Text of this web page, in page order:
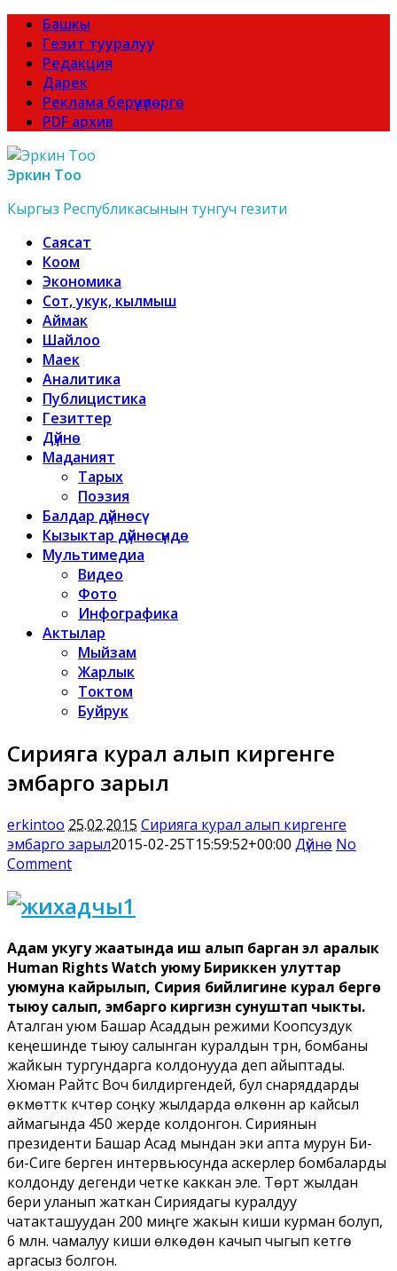
Башкы
Гезит тууралуу
Редакция
Дарек
Реклама берүүчүлөргө
PDF архив
Эркин Тоо
Кыргыз Республикасынын тунгуч гезити
Саясат
Коом
Экономика
Сот, укук, кылмыш
Аймак
Шайлоо
Маек
Аналитика
Публицистика
Гезиттер
Дүйнө
Маданият
Тарых
Поэзия
Балдар дүйнөсү
Кызыктар дүйнөсүндө
Мультимедиа
Видео
Фото
Инфографика
Актылар
Мыйзам
Жарлык
Токтом
Буйрук
Сирияга курал алып киргенге
эмбарго зарыл
erkintoo 25.02.2015 Сирияга курал алып киргенге
эмбарго зарыл2015-02-25T15:59:52+00:00 Дүйнө No
Comment
Адам укугу жаатында иш алып барган эл аралык
Human Rights Watch уюму Бириккен улуттар
уюмуна кайрылып, Сирия бийлигине курал берүгө
тыюу салып, эмбарго киргизүүнү сунуштап чыкты.
Аталган уюм Башар Асаддын режими Коопсуздук
кеңешинде тыюу салынган куралдын түрүн, бомбаны
жайкын тургундарга колдонууда деп айыптады.
Хюман Райтс Воч билдиргендей, бул снаряддарды
өкмөттүк күчтөр соңку жылдарда өлкөнүн ар кайсыл
аймагында 450 жерде колдонгон. Сириянын
президенти Башар Асад мындан эки апта мурун Би-
би-Сиге берген интервьюсунда аскерлер бомбаларды
колдонду дегенди четке каккан эле. Төрт жылдан
бери уланып жаткан Сириядагы куралдуу
чатакташуудан 200 миңге жакын киши курман болуп,
6 млн. чамалуу киши өлкөдөн качып чыгып кетүүгө
аргасыз болгон.